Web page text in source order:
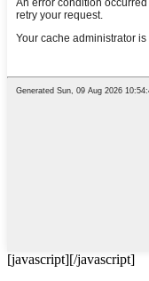
[javascript][/javascript]